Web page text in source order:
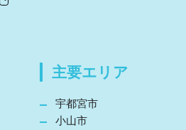
主要エリア
宇都宮市
小山市